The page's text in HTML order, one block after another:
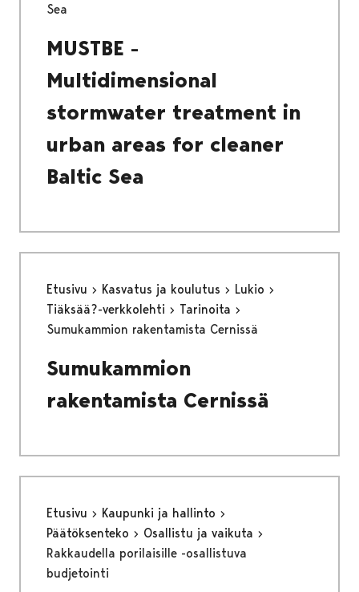
Sea
MUSTBE -
Multidimensional
stormwater treatment in
urban areas for cleaner
Baltic Sea
Etusivu Kasvatus ja koulutus
Lukio
Tiäksää?-verkkolehti
Tarinoita
Sumukammion rakentamista Cernissä
Sumukammion
rakentamista Cernissä
Etusivu
Kaupunki ja hallinto
Päätöksenteko
Osallistu ja vaikuta
Rakkaudella porilaisille -osallistuva
budjetointi